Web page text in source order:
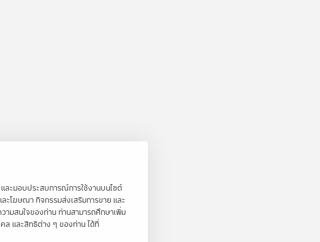
และมอบประสบการณ์การใช้งานบนไซต์
ละโฆษณา กิจกรรมส่งเสริมการขาย และ
สนใจของท่าน ท่านสามารถศึกษาเพิ่ม
ล และสิทธิต่าง ๆ ของท่าน ได้ที่